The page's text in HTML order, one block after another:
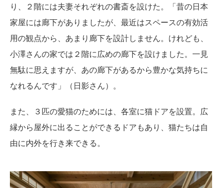
り、２階には夫妻それぞれの書斎を設けた。「昔の日本
家屋には廊下がありましたが、最近はスペースの有効活
用の観点から、あまり廊下を設計しません。けれども、
小澤さんの家では２階に広めの廊下を設けました。一見
無駄に思えますが、あの廊下があるから豊かな気持ちに
なれるんです」（日影さん）。
また、３匹の愛猫のためには、各室に猫ドアを設置。広
縁から屋外に出ることができるドアもあり、猫たちは自
由に内外を行き来できる。